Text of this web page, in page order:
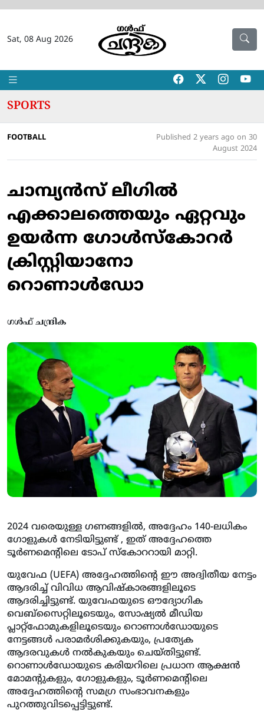
Sat, 08 Aug 2026
SPORTS
FOOTBALL
Published 2 years ago on 30
August 2024
ചാമ്പ്യൻസ് ലീഗിൽ
എക്കാലത്തെയും ഏറ്റവും
ഉയർന്ന ഗോൾസ്കോറർ
ക്രിസ്റ്റിയാനോ
റൊണാൾഡോ
ഗൾഫ് ചന്ദ്രിക
2024 വരെയുള്ള ഗണങ്ങളിൽ, അദ്ദേഹം 140-ലധികം
ഗോളുകൾ നേടിയിട്ടുണ്ട് , ഇത് അദ്ദേഹത്തെ
ടൂർണമെന്റിലെ ടോപ് സ്‌കോററായി മാറ്റി.
യുവേഫ (UEFA) അദ്ദേഹത്തിന്റെ ഈ അദ്വിതീയ നേട്ടം
ആദരിച്ച് വിവിധ ആവിഷ്കാരങ്ങളിലൂടെ
ആദരിച്ചിട്ടുണ്ട്. യുവേഫയുടെ ഔദ്യോഗിക
വെബ്സൈറ്റിലൂടെയും, സോഷ്യൽ മീഡിയ
പ്ലാറ്റ്‌ഫോമുകളിലൂടെയും റൊണാൾഡോയുടെ
നേട്ടങ്ങൾ പരാമർശിക്കുകയും, പ്രത്യേക
ആദരവുകൾ നൽകുകയും ചെയ്തിട്ടുണ്ട്.
റൊണാൾഡോയുടെ കരിയറിലെ പ്രധാന ആക്ഷൻ
മോമന്റുകളും, ഗോളുകളും, ടൂർണമെന്റിലെ
അദ്ദേഹത്തിന്റെ സമഗ്ര സംഭാവനകളും
പുറത്തുവിടപ്പെട്ടിട്ടുണ്ട്.